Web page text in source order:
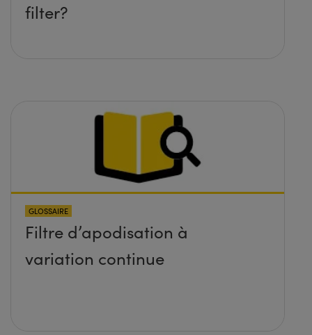
filter?
GLOSSAIRE
Filtre d’apodisation à
variation continue